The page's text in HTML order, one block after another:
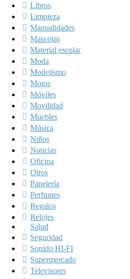
Libros
Limpieza
Manualidades
Mascotas
Material escolar
Moda
Modelismo
Motos
Móviles
Movilidad
Muebles
Música
Niños
Noticias
Oficina
Otros
Papelería
Perfumes
Regalos
Relojes
Salud
Seguridad
Sonido HI-FI
Supermercado
Televisores